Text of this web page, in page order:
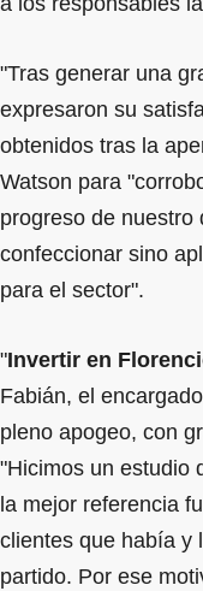
"Tras generar una
expresaron su
obtenidos tras la
Watson para
progreso de nuestro
confeccionar sino
para el sector".
"Invertir en
Fabián, el
pleno apogeo, con
"Hicimos un estudio
la mejor referencia
clientes que había y
partido. Por ese